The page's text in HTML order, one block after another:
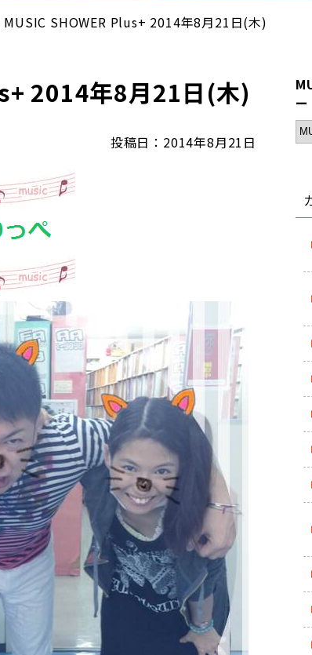
MUSIC SHOWER Plus+ 2014年8月21日(木)
2014年8月21日(木)
投稿日：2014年8月21日
ー